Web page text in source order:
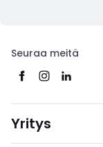
Seuraa meitä
Yritys